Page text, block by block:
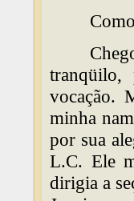
tranqüilo,
vocação.
minha
por sua
L.C. Ele
dirigia a